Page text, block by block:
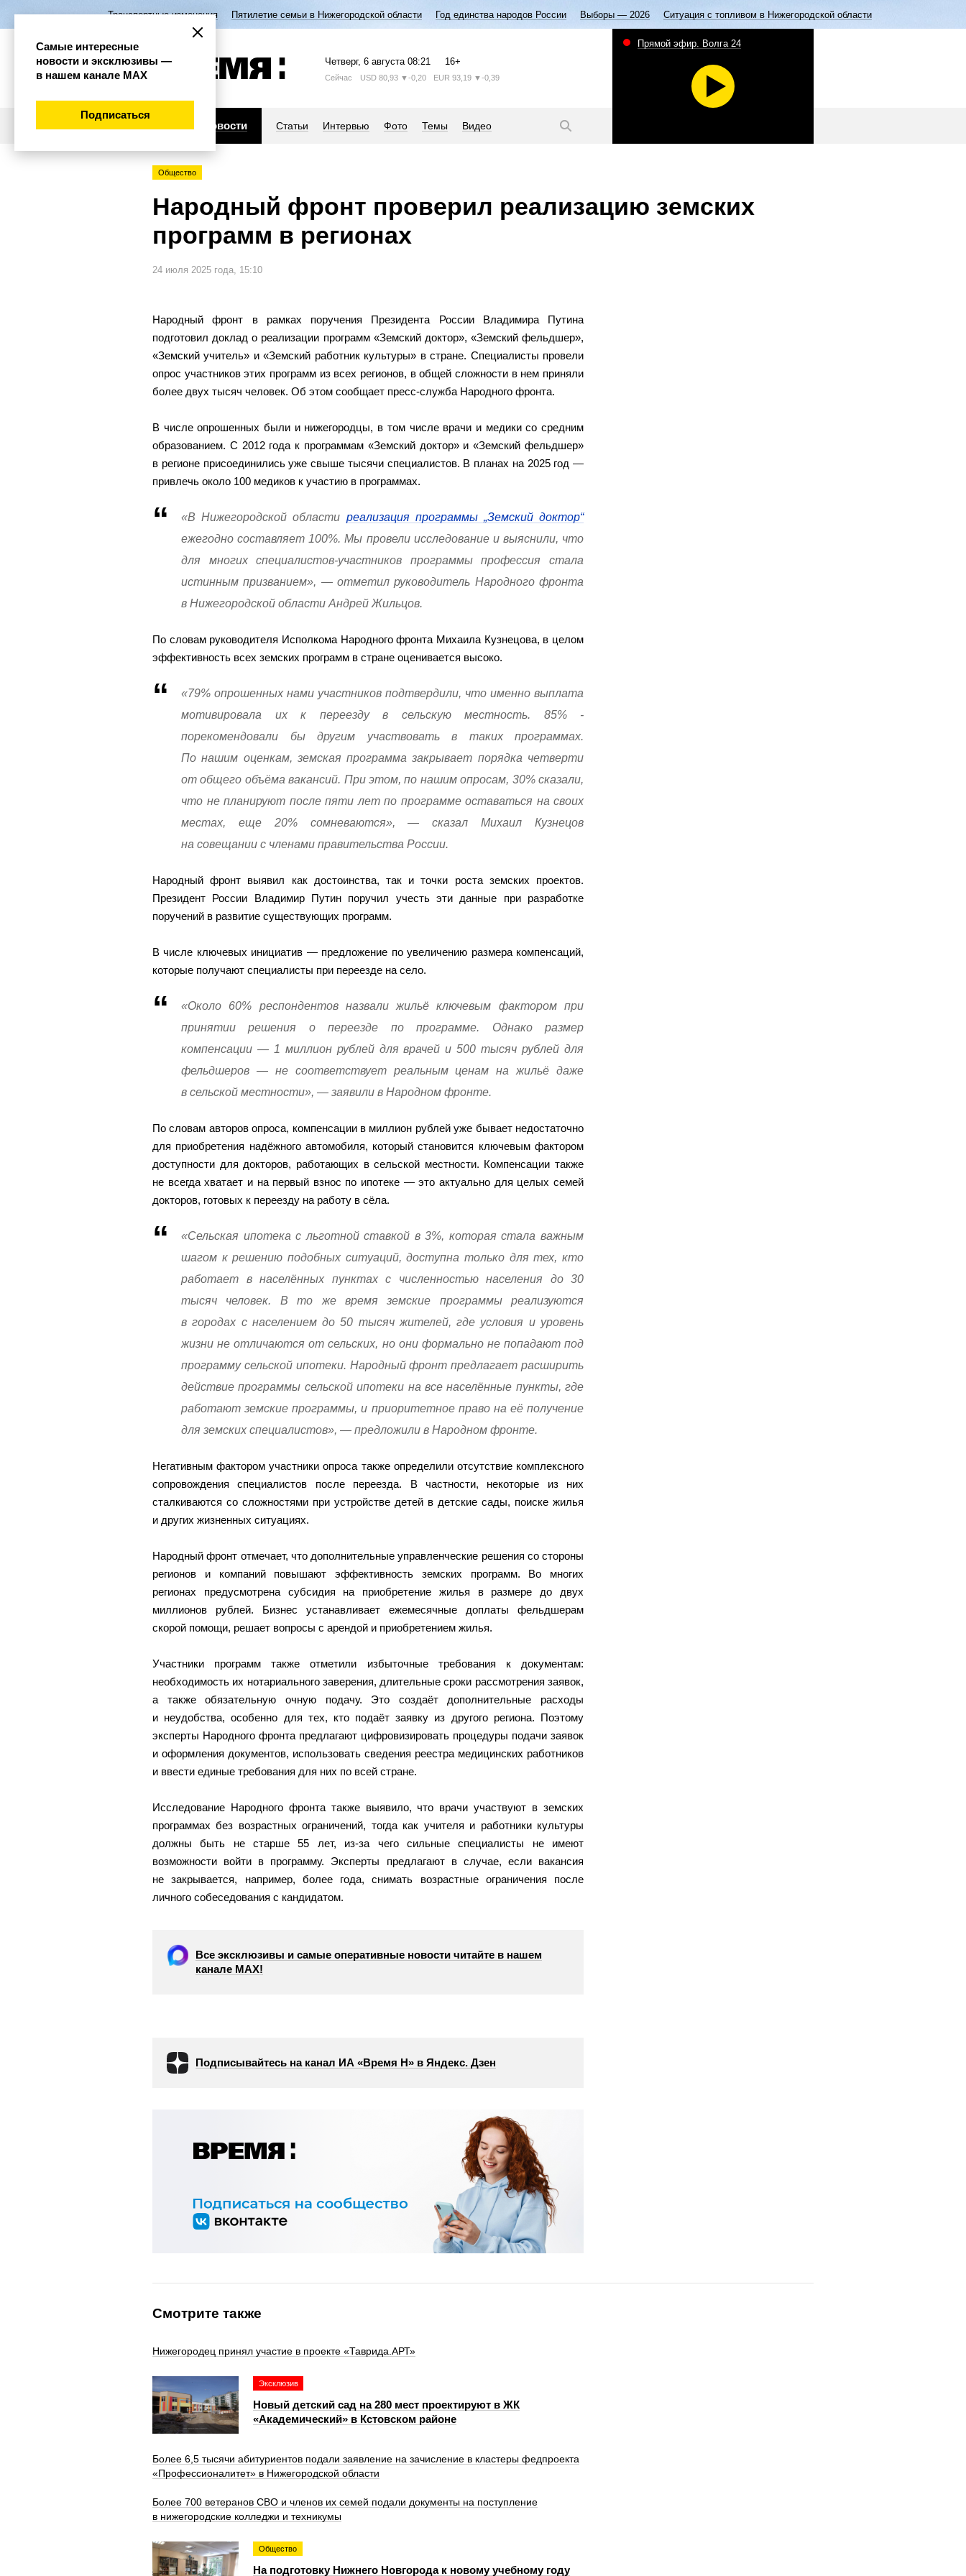
Транспортные изменения Пятилетие семьи в Нижегородской области Год единства народов России Выборы — 2026 Ситуация с топливом в Нижегородской области
Четверг, 6 августа 08:21 16+
Сейчас USD 80,93 ▼-0,20 EUR 93,19 ▼-0,39
Новости Статьи Интервью Фото Темы Видео
Прямой эфир. Волга 24
Общество
Народный фронт проверил реализацию земских
программ в регионах
24 июля 2025 года, 15:10
Народный фронт в рамках поручения Президента России Владимира Путина
подготовил доклад о реализации программ «Земский доктор», «Земский фельдшер»,
«Земский учитель» и «Земский работник культуры» в стране. Специалисты провели
опрос участников этих программ из всех регионов, в общей сложности в нем приняли
более двух тысяч человек. Об этом сообщает пресс-служба Народного фронта.
В числе опрошенных были и нижегородцы, в том числе врачи и медики со средним
образованием. С 2012 года к программам «Земский доктор» и «Земский фельдшер»
в регионе присоединились уже свыше тысячи специалистов. В планах на 2025 год —
привлечь около 100 медиков к участию в программах.
«В Нижегородской области реализация программы „Земский доктор“
ежегодно составляет 100%. Мы провели исследование и выяснили, что
для многих специалистов-участников программы профессия стала
истинным призванием», — отметил руководитель Народного фронта
в Нижегородской области Андрей Жильцов.
По словам руководителя Исполкома Народного фронта Михаила Кузнецова, в целом
эффективность всех земских программ в стране оценивается высоко.
«79% опрошенных нами участников подтвердили, что именно выплата
мотивировала их к переезду в сельскую местность. 85% -
порекомендовали бы другим участвовать в таких программах.
По нашим оценкам, земская программа закрывает порядка четверти
от общего объёма вакансий. При этом, по нашим опросам, 30% сказали,
что не планируют после пяти лет по программе оставаться на своих
местах, еще 20% сомневаются», — сказал Михаил Кузнецов
на совещании с членами правительства России.
Народный фронт выявил как достоинства, так и точки роста земских проектов.
Президент России Владимир Путин поручил учесть эти данные при разработке
поручений в развитие существующих программ.
В числе ключевых инициатив — предложение по увеличению размера компенсаций,
которые получают специалисты при переезде на село.
«Около 60% респондентов назвали жильё ключевым фактором при
принятии решения о переезде по программе. Однако размер
компенсации — 1 миллион рублей для врачей и 500 тысяч рублей для
фельдшеров — не соответствует реальным ценам на жильё даже
в сельской местности», — заявили в Народном фронте.
По словам авторов опроса, компенсации в миллион рублей уже бывает недостаточно
для приобретения надёжного автомобиля, который становится ключевым фактором
доступности для докторов, работающих в сельской местности. Компенсации также
не всегда хватает и на первый взнос по ипотеке — это актуально для целых семей
докторов, готовых к переезду на работу в сëла.
«Сельская ипотека с льготной ставкой в 3%, которая стала важным
шагом к решению подобных ситуаций, доступна только для тех, кто
работает в населённых пунктах с численностью населения до 30
тысяч человек. В то же время земские программы реализуются
в городах с населением до 50 тысяч жителей, где условия и уровень
жизни не отличаются от сельских, но они формально не попадают под
программу сельской ипотеки. Народный фронт предлагает расширить
действие программы сельской ипотеки на все населённые пункты, где
работают земские программы, и приоритетное право на её получение
для земских специалистов», — предложили в Народном фронте.
Негативным фактором участники опроса также определили отсутствие комплексного
сопровождения специалистов после переезда. В частности, некоторые из них
сталкиваются со сложностями при устройстве детей в детские сады, поиске жилья
и других жизненных ситуациях.
Народный фронт отмечает, что дополнительные управленческие решения со стороны
регионов и компаний повышают эффективность земских программ. Во многих
регионах предусмотрена субсидия на приобретение жилья в размере до двух
миллионов рублей. Бизнес устанавливает ежемесячные доплаты фельдшерам
скорой помощи, решает вопросы с арендой и приобретением жилья.
Участники программ также отметили избыточные требования к документам:
необходимость их нотариального заверения, длительные сроки рассмотрения заявок,
а также обязательную очную подачу. Это создаёт дополнительные расходы
и неудобства, особенно для тех, кто подаёт заявку из другого региона. Поэтому
эксперты Народного фронта предлагают цифровизировать процедуры подачи заявок
и оформления документов, использовать сведения реестра медицинских работников
и ввести единые требования для них по всей стране.
Исследование Народного фронта также выявило, что врачи участвуют в земских
программах без возрастных ограничений, тогда как учителя и работники культуры
должны быть не старше 55 лет, из-за чего сильные специалисты не имеют
возможности войти в программу. Эксперты предлагают в случае, если вакансия
не закрывается, например, более года, снимать возрастные ограничения после
личного собеседования с кандидатом.
Все эксклюзивы и самые оперативные новости читайте в нашем
канале МАХ!
Подписывайтесь на канал ИА «Время Н» в Яндекс. Дзен
Смотрите также
Нижегородец принял участие в проекте «Таврида.АРТ»
Эксклюзив
Новый детский сад на 280 мест проектируют в ЖК
«Академический» в Кстовском районе
Более 6,5 тысячи абитуриентов подали заявление на зачисление в кластеры федпроекта
«Профессионалитет» в Нижегородской области
Более 700 ветеранов СВО и членов их семей подали документы на поступление
в нижегородские колледжи и техникумы
Общество
На подготовку Нижнего Новгорода к новому учебному году
Самые интересные
новости и эксклюзивы —
в нашем канале МАХ
Подписаться